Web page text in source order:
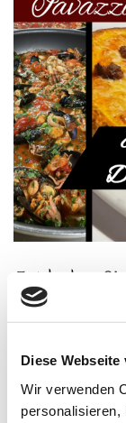
Diese
Wir verwenden
personalisieren,
Entdecken
Wir